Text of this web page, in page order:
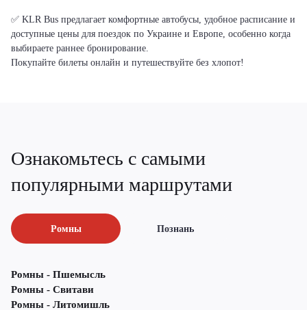
✅ KLR Bus предлагает комфортные автобусы, удобное расписание и
доступные цены для поездок по Украине и Европе, особенно когда
выбираете раннее бронирование.
Покупайте билеты онлайн и путешествуйте без хлопот!
Ознакомьтесь с самыми
популярными маршрутами
Ромны Познань
Ромны - Пшемысль
Ромны - Свитави
Ромны - Литомишль